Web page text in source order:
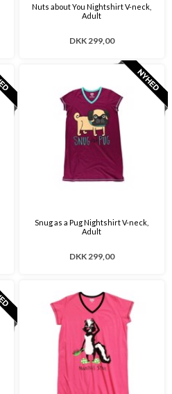
Nuts about You Nightshirt V-neck,
Adult
DKK 299,00
Snug as a Pug Nightshirt V-neck,
Adult
DKK 299,00